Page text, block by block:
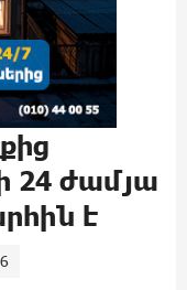
24 ժամյա
է